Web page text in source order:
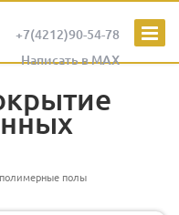
+7(4212)90-54-78
Написать в MAX
полы